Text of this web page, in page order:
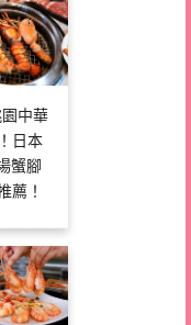
中華
日本
蟹腳
薦！